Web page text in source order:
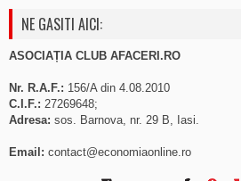
NE GASITI AICI:
ASOCIAȚIA CLUB AFACERI.RO
Nr. R.A.F.: 156/A din 4.08.2010
C.I.F.: 27269648;
Adresa: sos. Barnova, nr. 29 B, Iasi.
Email: contact@economiaonline.ro